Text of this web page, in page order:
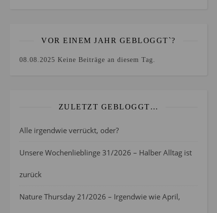
VOR EINEM JAHR GEBLOGGT`?
08.08.2025 Keine Beiträge an diesem Tag.
ZULETZT GEBLOGGT…
Alle irgendwie verrückt, oder?
Unsere Wochenlieblinge 31/2026 – Halber Alltag ist
zurück
Nature Thursday 21/2026 – Irgendwie wie April,